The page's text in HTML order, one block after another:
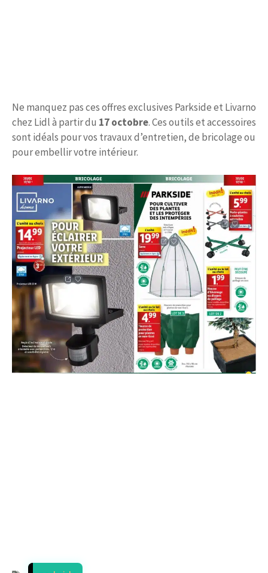
Ne manquez pas ces offres exclusives Parkside et Livarno
chez Lidl à partir du 17 octobre. Ces outils et accessoires
sont idéals pour vos travaux d’entretien, de bricolage ou
pour embellir votre intérieur.